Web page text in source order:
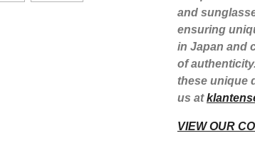
and
ensuring
in Japan and
of
these unique
us at
VIEW OUR